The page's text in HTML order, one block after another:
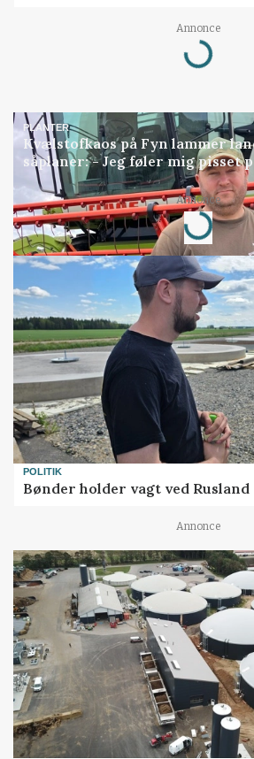
Annonce
Loading...
PLANTER
Kvælstofkaos på Fyn lammer
såplaner: - Jeg føler mig pisset
Annonce
Loading...
POLITIK
Bønder holder vagt ved Rusland
Annonce